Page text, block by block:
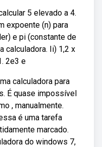
5 elevado a 4.
expoente (n) para
e pi (constante de
calculadora. Ii) 1,2 x
2e3 e
calculadora para
É quase impossível
, manualmente.
é uma tarefa
marcado.
do windows 7,